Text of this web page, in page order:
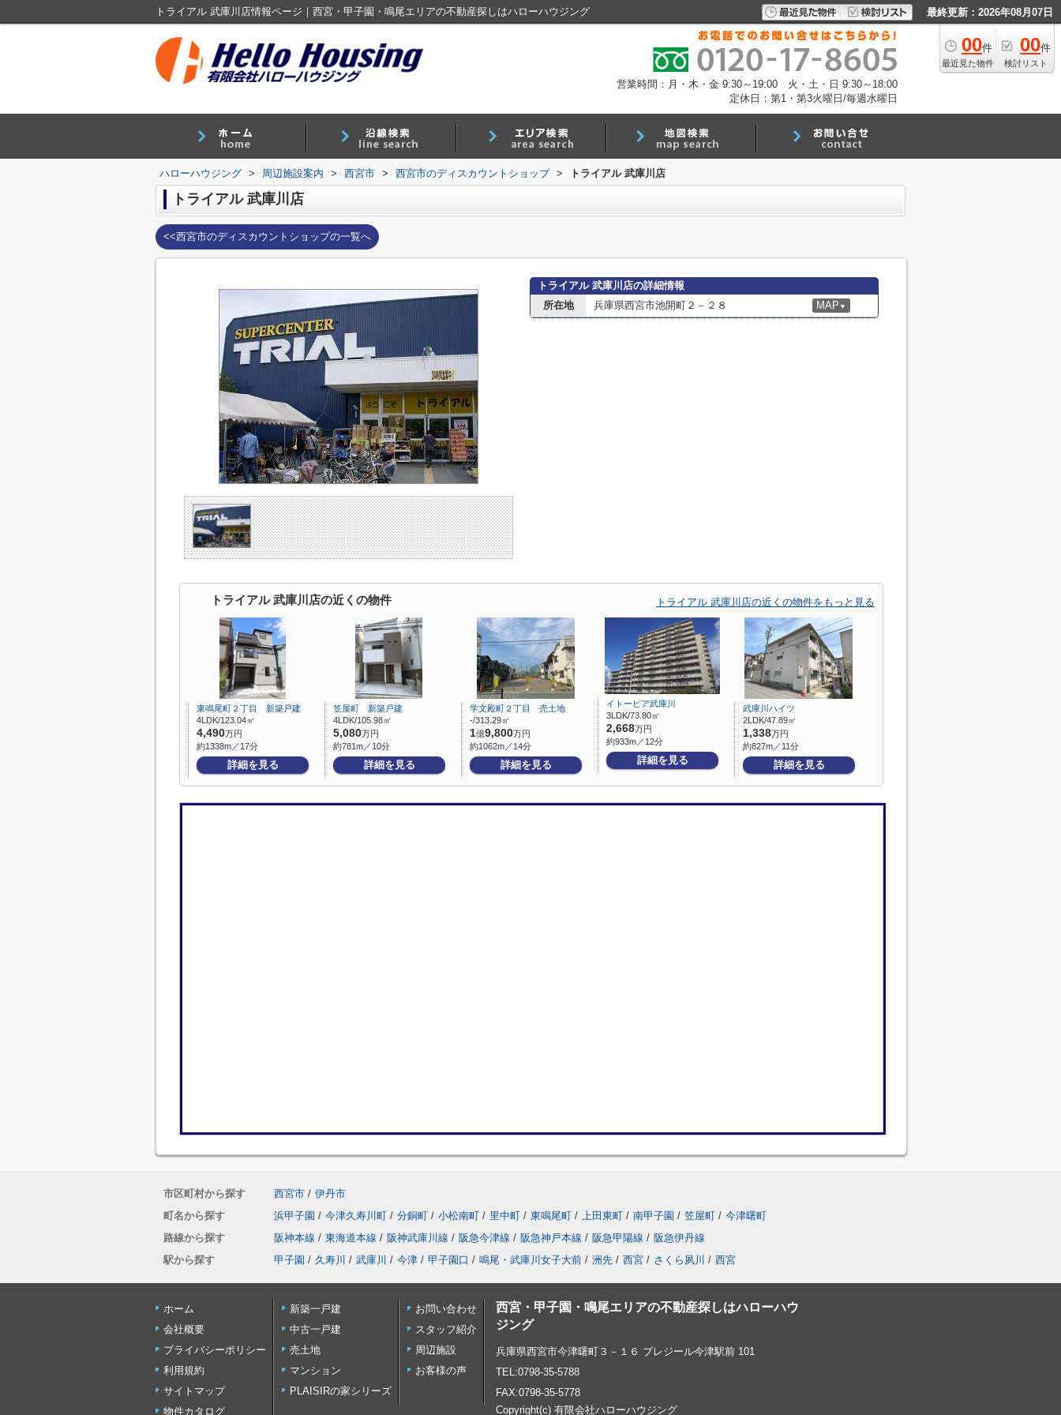
トライアル 武庫川店情報ページ｜西宮・甲子園・鳴尾エリアの不動産探しはハローハウジング 最終更新：2026年08月07日
00件
最近見た物件
00件
検討リスト
営業時間：月・木・金 9:30～19:00 火・土・日 9:30～18:00
定休日：第1・第3火曜日/毎週水曜日
ハローハウジング > 周辺施設案内 > 西宮市 > 西宮市のディスカウントショップ > トライアル 武庫川店
トライアル 武庫川店
<<西宮市のディスカウントショップの一覧へ
トライアル 武庫川店の詳細情報
所在地
兵庫県西宮市池開町２－２８ MAP ▼
トライアル 武庫川店の近くの物件 トライアル 武庫川店の近くの物件をもっと見る
東鳴尾町２丁目 新築戸建
4LDK/123.04㎡
4,490万円
約1338m／17分
詳細を見る
笠屋町 新築戸建
4LDK/105.98㎡
5,080万円
約781m／10分
詳細を見る
学文殿町２丁目 売土地
-/313.29㎡
1億9,800万円
約1062m／14分
詳細を見る
イトーピア武庫川
3LDK/73.80㎡
2,668万円
約933m／12分
詳細を見る
武庫川ハイツ
2LDK/47.89㎡
1,338万円
約827m／11分
詳細を見る
市区町村から探す 西宮市 / 伊丹市
町名から探す
浜甲子園 / 今津久寿川町 / 分銅町 / 小松南町 / 里中町 / 東鳴尾町 / 上田東町 / 南甲子園 / 笠屋町 / 今津曙町
路線から探す
阪神本線 / 東海道本線 / 阪神武庫川線 / 阪急今津線 / 阪急神戸本線 / 阪急甲陽線 / 阪急伊丹線
駅から探す
甲子園 / 久寿川 / 武庫川 / 今津 / 甲子園口 / 鳴尾・武庫川女子大前 / 洲先 / 西宮 / さくら夙川 / 西宮
ホーム
会社概要
プライバシーポリシー
利用規約
サイトマップ
物件カタログ
新築一戸建
中古一戸建
売土地
マンション
PLAISIRの家シリーズ
お問い合わせ
スタッフ紹介
周辺施設
お客様の声
西宮・甲子園・鳴尾エリアの不動産探しはハローハウ
ジング
兵庫県西宮市今津曙町３－１６ プレジール今津駅前 101
TEL:0798-35-5788
FAX:0798-35-5778
Copyright(c) 有限会社ハローハウジング